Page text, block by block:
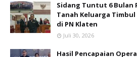
Sidang Tuntut 6 Bulan
Tanah Keluarga
di PN Klaten
Juli 30, 2026
Hasil Pencapaian